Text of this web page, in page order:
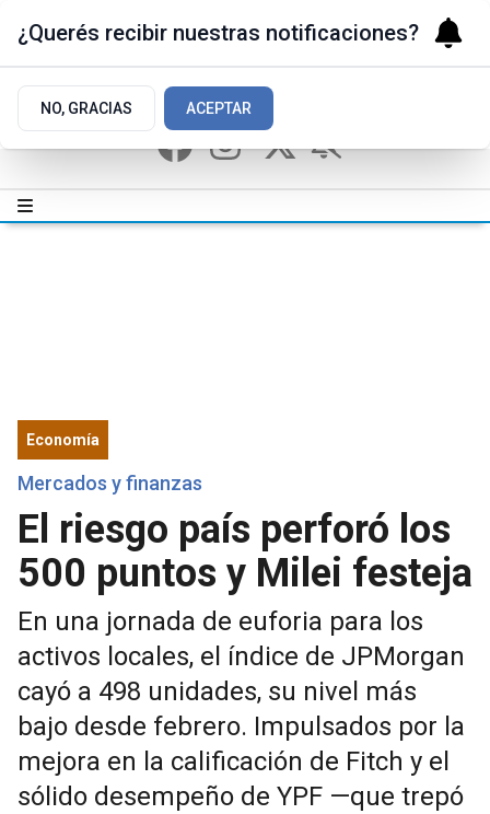
Economía
Mercados y finanzas
El riesgo país perforó los
500 puntos y Milei festeja
En una jornada de euforia para los
activos locales, el índice de JPMorgan
cayó a 498 unidades, su nivel más
bajo desde febrero. Impulsados por la
mejora en la calificación de Fitch y el
sólido desempeño de YPF —que trepó
¿Querés recibir nuestras notificaciones?
NO, GRACIAS ACEPTAR